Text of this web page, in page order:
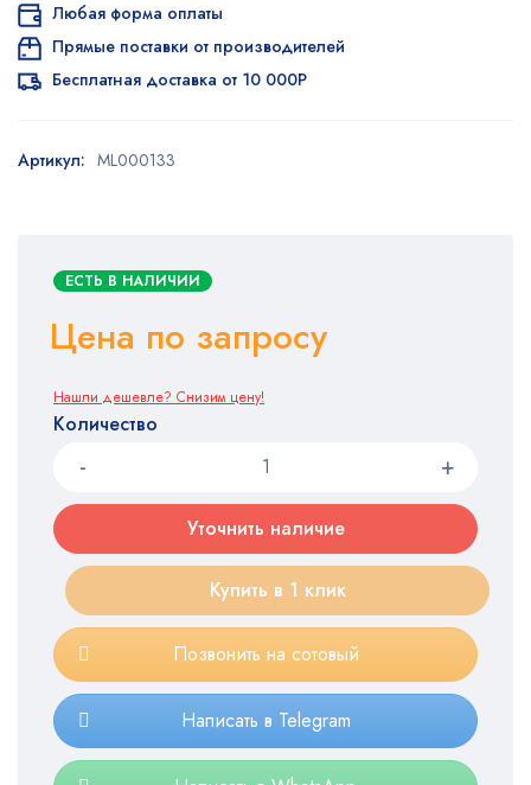
ЕСТЬ В НАЛИЧИИ
Цена по запросу
Нашли дешевле? Снизим цену!
Количество
Уточнить наличие
Купить в 1 клик
Позвонить на сотовый
Написать в Telegram
Любая форма оплаты
Прямые поставки от производителей
Бесплатная доставка от 10 000Р
Артикул: ML000133